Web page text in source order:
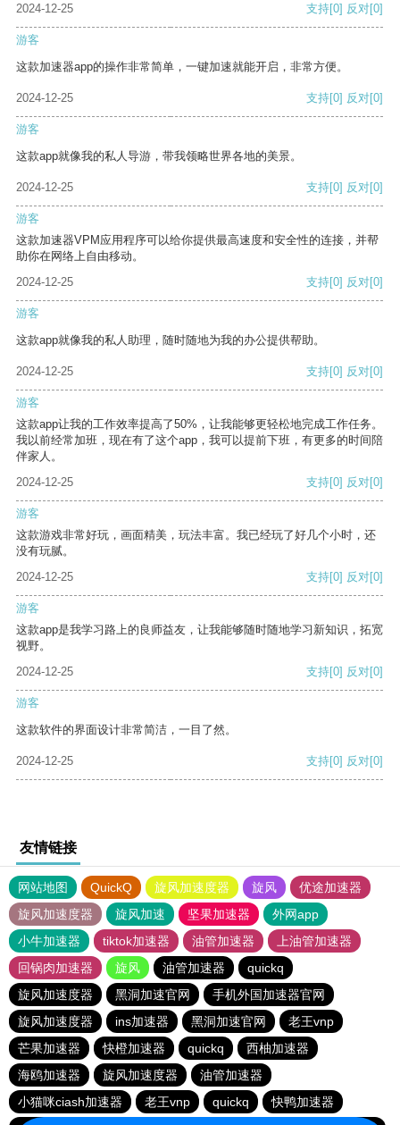
2024-12-25 支持[0] 反对[0]
游客
这款加速器app的操作非常简单，一键加速就能开启，非常方便。
2024-12-25 支持[0] 反对[0]
游客
这款app就像我的私人导游，带我领略世界各地的美景。
2024-12-25 支持[0] 反对[0]
游客
这款加速器VPM应用程序可以给你提供最高速度和安全性的连接，并帮
助你在网络上自由移动。
2024-12-25
支持[0] 反对[0]
游客
这款app就像我的私人助理，随时随地为我的办公提供帮助。
2024-12-25 支持[0] 反对[0]
游客
这款app让我的工作效率提高了50%，让我能够更轻松地完成工作任务。
我以前经常加班，现在有了这个app，我可以提前下班，有更多的时间陪
伴家人。
2024-12-25
支持[0] 反对[0]
游客
这款游戏非常好玩，画面精美，玩法丰富。我已经玩了好几个小时，还
没有玩腻。
2024-12-25
支持[0] 反对[0]
游客
这款app是我学习路上的良师益友，让我能够随时随地学习新知识，拓宽
视野。
2024-12-25
支持[0] 反对[0]
游客
这款软件的界面设计非常简洁，一目了然。
2024-12-25 支持[0] 反对[0]
友情链接
网站地图 QuickQ 旋风加速度器 旋风
优途加速器
旋风加速度器
旋风加速 坚果加速器
外网app
小牛加速器
tiktok加速器 油管加速器
上油管加速器
回锅肉加速器
旋风 油管加速器
quickq
旋风加速度器
黑洞加速官网
手机外国加速器官网
旋风加速度器
ins加速器 黑洞加速官网
老王vnp
芒果加速器
快橙加速器 quickq
西柚加速器
海鸥加速器
旋风加速度器
油管加速器
小猫咪ciash加速器
老王vnp quickq
快鸭加速器